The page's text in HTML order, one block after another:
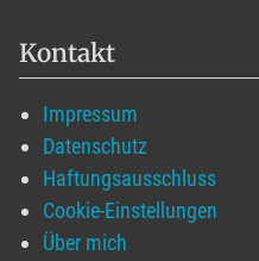
Kontakt
Impressum
Datenschutz
Haftungsausschluss
Cookie-Einstellungen
Über mich